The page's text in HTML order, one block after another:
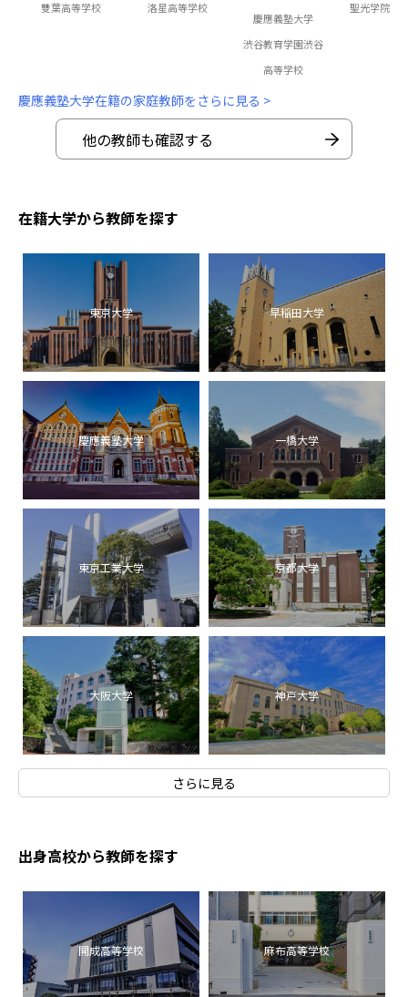
雙葉高等学校 洛星高等学校
慶應義塾大学
渋谷教育学園渋谷
高等学校
聖光学院高
慶應義塾大学在籍の家庭教師をさらに見る >
他の教師も確認する
在籍大学から教師を探す
東京大学 早稲田大学
慶應義塾大学 一橋大学
東京工業大学 京都大学
大阪大学 神戸大学
さらに見る
出身高校から教師を探す
開成高等学校 麻布高等学校